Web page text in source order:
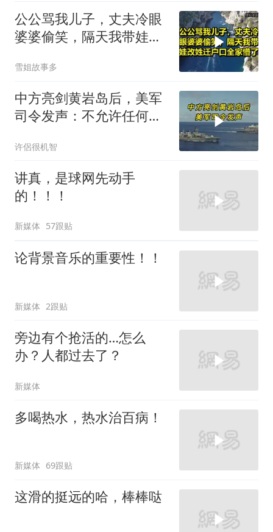
公公骂我儿子，丈夫冷眼
婆婆偷笑，隔天我带娃改
雪姐故事多
中方亮剑黄岩岛后，美军
司令发声：不允许任何国
许侶很机智
讲真，是球网先动手
的！！！
新媒体 57跟贴
论背景音乐的重要性！！
新媒体 2跟贴
旁边有个抢活的…怎么
办？人都过去了？
新媒体
多喝热水，热水治百病！
新媒体 69跟贴
这滑的挺远的哈，棒棒哒